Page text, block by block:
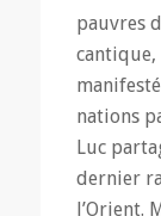
pauvres
cantique,
nations
Luc
dernier
l’Orient.